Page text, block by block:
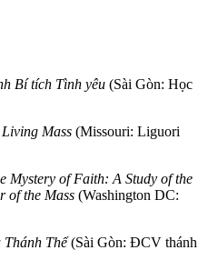
Bí tích Tình yêu (Sài Gòn: Học
Living Mass (Missouri: Liguori
Mystery of Faith: A Study of the
of the Mass (Washington DC:
Thánh Thể(Sài Gòn: ĐCV thánh